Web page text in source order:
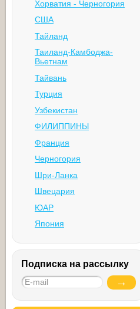
Хорватия - Черногория
США
Тайланд
Таиланд-Камбоджа-
Вьетнам
Тайвань
Турция
Узбекистан
ФИЛИППИНЫ
Франция
Черногория
Шри-Ланка
Швецария
ЮАР
Япония
Подписка на рассылку